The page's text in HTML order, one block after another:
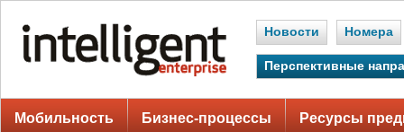
Новости Номера
Перспективные
Мобильность Бизнес-процессы Ресурсы